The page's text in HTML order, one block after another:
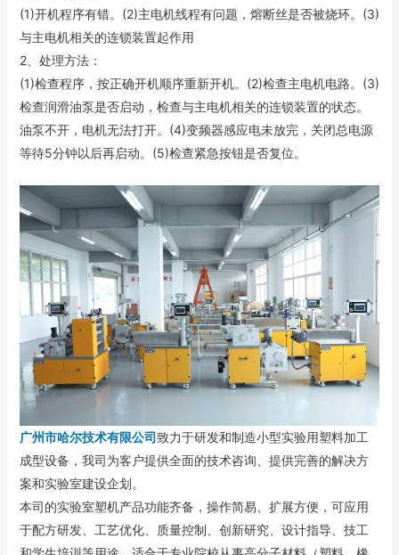
(1)开机程序有错。(2)主电机线程有问题，熔断丝是否被烧环。(3)
与主电机相关的连锁装置起作用
2、处理方法：
(1)检查程序，按正确开机顺序重新开机。(2)检查主电机电路。(3)
检查润滑油泵是否启动，检查与主电机相关的连锁装置的状态。
油泵不开，电机无法打开。(4)变频器感应电未放完，关闭总电源
等待5分钟以后再启动。(5)检查紧急按钮是否复位。
广州市哈尔技术有限公司致力于研发和制造小型实验用塑料加工
成型设备，我司为客户提供全面的技术咨询、提供完善的解决方
案和实验室建设企划。
本司的实验室塑机产品功能齐备，操作简易、扩展方便，可应用
于配方研发、工艺优化、质量控制、创新研究、设计指导、技工